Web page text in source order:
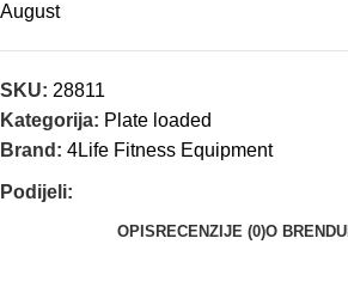
August
SKU: 28811
Kategorija: Plate loaded
Brand: 4Life Fitness Equipment
Podijeli:
OPIS RECENZIJE (0)O BRENDU